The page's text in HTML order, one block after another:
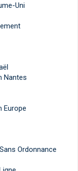
Uni
Nantes
Europe
Ordonnance